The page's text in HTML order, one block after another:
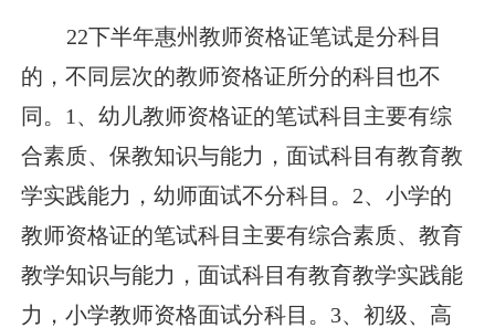
22下半年惠州教师资格证笔试是分科目
的，不同层次的教师资格证所分的科目也不
同。1、幼儿教师资格证的笔试科目主要有综
合素质、保教知识与能力，面试科目有教育教
学实践能力，幼师面试不分科目。2、小学的
教师资格证的笔试科目主要有综合素质、教育
教学知识与能力，面试科目有教育教学实践能
力，小学教师资格面试分科目。3、初级、高